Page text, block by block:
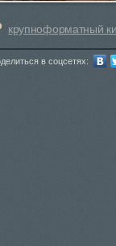
крупноформатный
в соцсетях: